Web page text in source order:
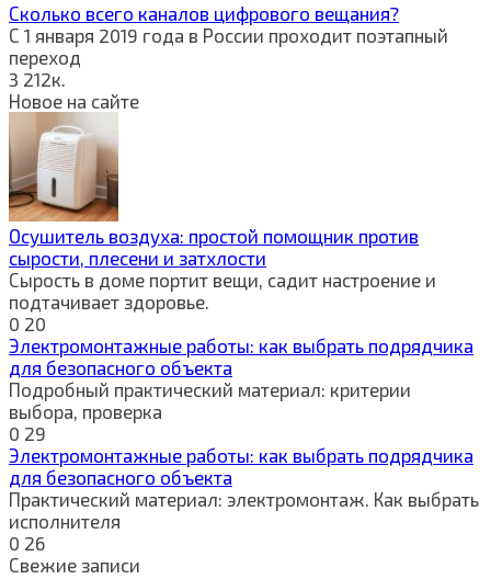
Сколько всего каналов цифрового вещания?
С 1 января 2019 года в России проходит поэтапный
переход
3 212к.
Новое на сайте
Осушитель воздуха: простой помощник против
сырости, плесени и затхлости
Сырость в доме портит вещи, садит настроение и
подтачивает здоровье.
0 20
Электромонтажные работы: как выбрать подрядчика
для безопасного объекта
Подробный практический материал: критерии
выбора, проверка
0 29
Электромонтажные работы: как выбрать подрядчика
для безопасного объекта
Практический материал: электромонтаж. Как выбрать
исполнителя
0 26
Свежие записи